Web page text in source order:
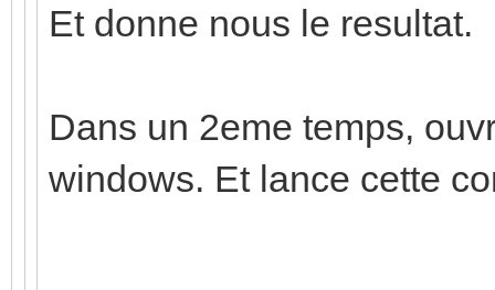
Et donne nous le resultat.
Dans un 2eme temps,
windows. Et lance cette